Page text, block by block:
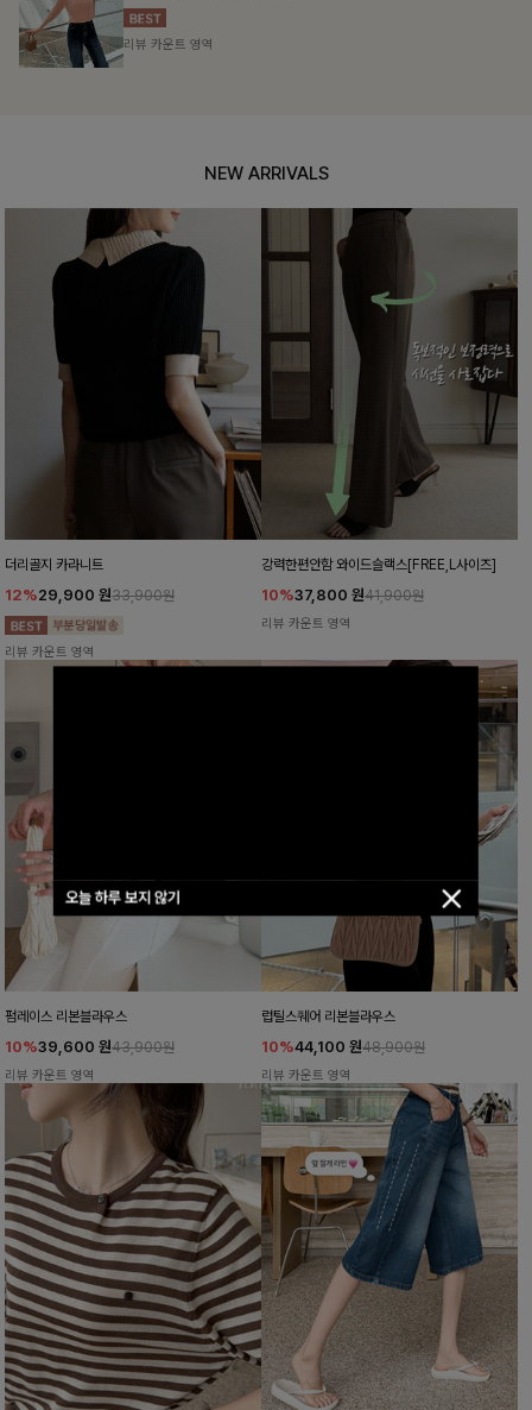
오늘 하루 보지 않기
리뷰 카운트 영역
NEW ARRIVALS
더리골지 카라니트
12%29,900 원33,900원
리뷰 카운트 영역
강력한편안함 와이드슬랙스[FREE,L사이즈]
10%37,800 원41,900원
리뷰 카운트 영역
펌레이스 리본블라우스
10%39,600 원43,900원
리뷰 카운트 영역
럽틸스퀘어 리본블라우스
10%44,100 원48,900원
리뷰 카운트 영역